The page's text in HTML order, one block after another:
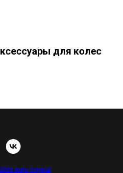
для колес
Auto Original